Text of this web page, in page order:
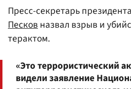
Пресс-секретарь
Песковназвал взрыв и
терактом.
«Это террористический
видели заявление